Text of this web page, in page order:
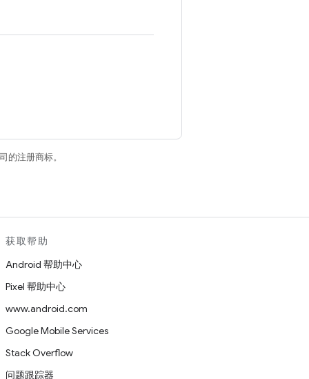
的注册商标。
获取帮助
Android 帮助中心
Pixel 帮助中心
www.android.com
Google Mobile Services
Stack Overflow
问题跟踪器